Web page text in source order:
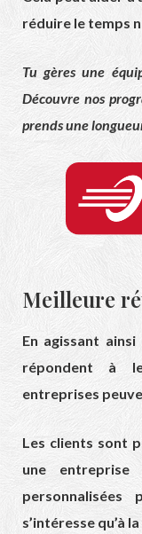
réduire le temps
Tu gères une
Découvre nos
prends une
Meilleure
En agissant
répondent à
entreprises
Les clients sont
une
s’intéresse qu’à